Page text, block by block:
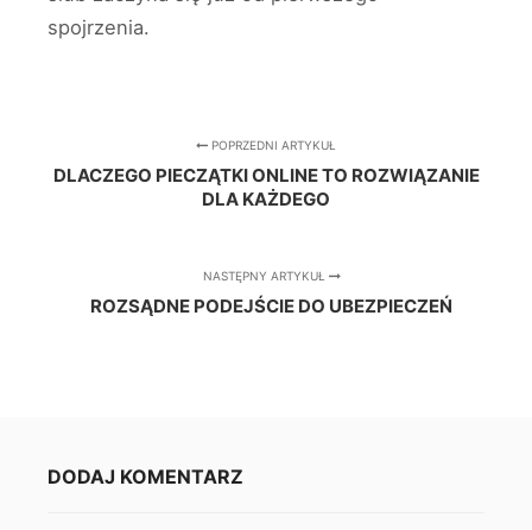
spojrzenia.
POPRZEDNI ARTYKUŁ
DLACZEGO PIECZĄTKI ONLINE TO ROZWIĄZANIE
DLA KAŻDEGO
NASTĘPNY ARTYKUŁ
ROZSĄDNE PODEJŚCIE DO UBEZPIECZEŃ
DODAJ KOMENTARZ